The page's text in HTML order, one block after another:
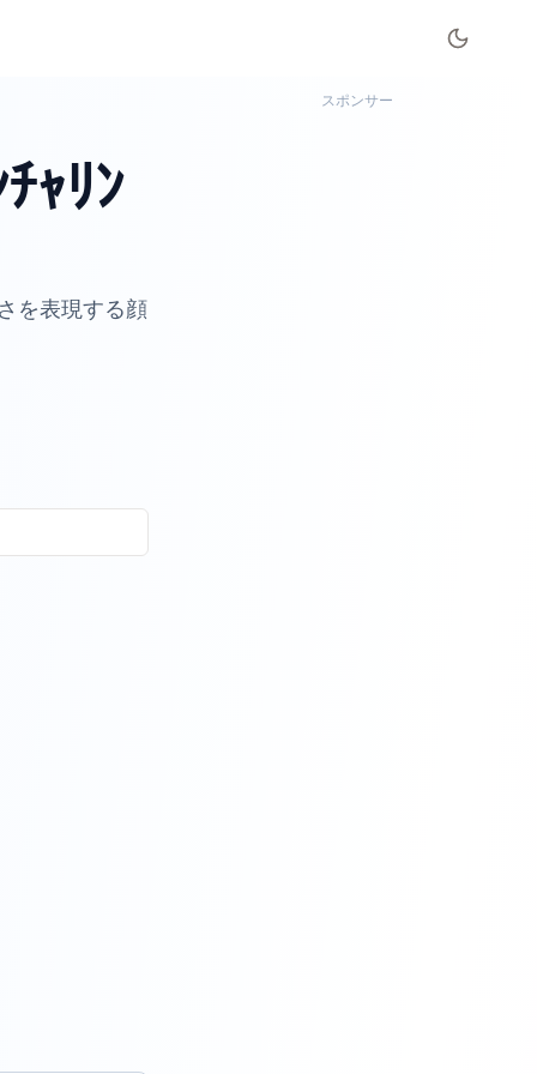
ｬﾘﾝ
を表現する顔
スポンサー